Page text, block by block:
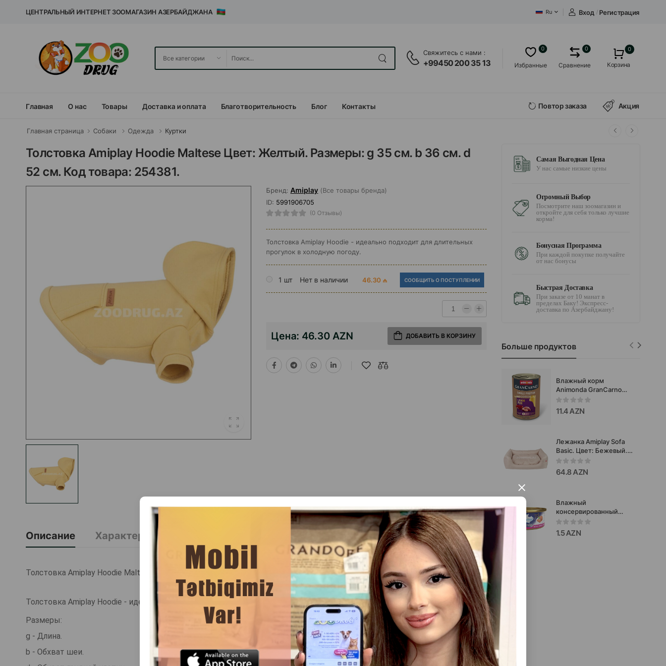
×
ЦЕНТРАЛЬНЫЙ ИНТЕРНЕТ ЗООМАГАЗИН АЗЕРБАЙДЖАНА Ru Вход / Регистрация
Свяжитесь с нами :
+99450 200 35 13 Избранные
0
Сравнение
0 0
Корзина
Главная О нас Товары Доставка и оплата Благотворительность Блог Контакты Повтор заказа Акция
Главная страница Собаки Одежда Куртки
Толстовка Amiplay Hoodie Maltese Цвет: Желтый. Размеры: g 35 см. b 36 см. d
52 см. Код товара: 254381.
Бренд: Amiplay (Все товары бренда)
ID: 5991906705
(0 Отзывы)
Толстовка Amiplay Hoodie - идеально подходит для длительных
прогулок в холодную погоду.
1 шт Нет в наличии 46.30 ₼ СООБЩИТЬ О ПОСТУПЛЕНИИ
Цена: 46.30 AZN ДОБАВИТЬ В КОРЗИНУ
Описание Характеристика
Толстовка Amiplay Hoodie Maltese Цвет: Желтый. Размеры: g 35 см. b 36 см. d 52 см. Код товара: 254381.
Толстовка Amiplay Hoodie - идеально подходит для длительных прогулок в холодную погоду.
Размеры:
g - Длина.
b - Обхват шеи.
Самая Выгодная Цена
У нас самые низкие цены
Огромный Выбор
Посмотрите наш зоомагазин и
откройте для себя только лучшие
корма!
Бонусная Программа
При каждой покупке получайте
от нас бонусы
Быстрая Доставка
При заказе от 10 манат в
пределах Баку! Экспресс-
доставка по Азербайджану!
Больше продуктов
Влажный корм
Animonda GranCarno
Single Protein-Lamm Pur
(Ягнёнок)800гр.#82433
11.4 AZN
Лежанка Amiplay Sofa
Basic​. Цвет: Бежевый.
Размер: M. 68x56x18
см. Код товара: 246577.
64.8 AZN
Влажный
консервированный
корм PreVital Kitten
Mousse with Veal для
котят, мусс с телятиной
1.5 AZN